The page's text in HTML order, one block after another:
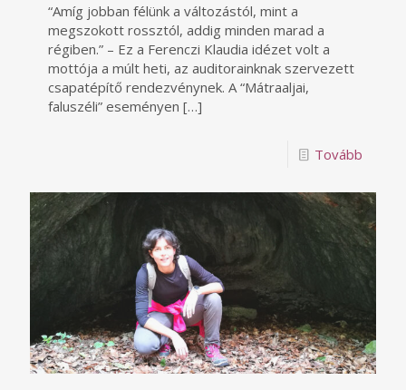
“Amíg jobban félünk a változástól, mint a
megszokott rossztól, addig minden marad a
régiben.” – Ez a Ferenczi Klaudia idézet volt a
mottója a múlt heti, az auditorainknak szervezett
csapatépítő rendezvénynek. A “Mátraaljai,
faluszéli” eseményen […]
Tovább